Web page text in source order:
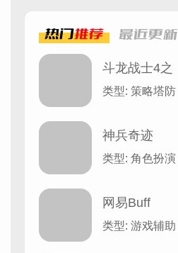
热门推荐 最近更新
斗龙战士4之
双龙核
类型: 策略塔防
神兵奇迹
类型: 角色扮演
网易Buff
类型: 游戏辅助